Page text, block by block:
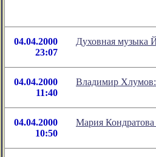
04.04.2000
23:07
Духовная музыка
04.04.2000
11:40
Владимир Хлумов:
04.04.2000
10:50
Мария Кондратова